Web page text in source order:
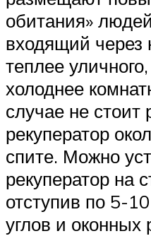
обитания»
входящий через
теплее
холоднее
случае не стоит
рекуператор
спите. Можно
рекуператор на
отступив по 5-
углов и оконных